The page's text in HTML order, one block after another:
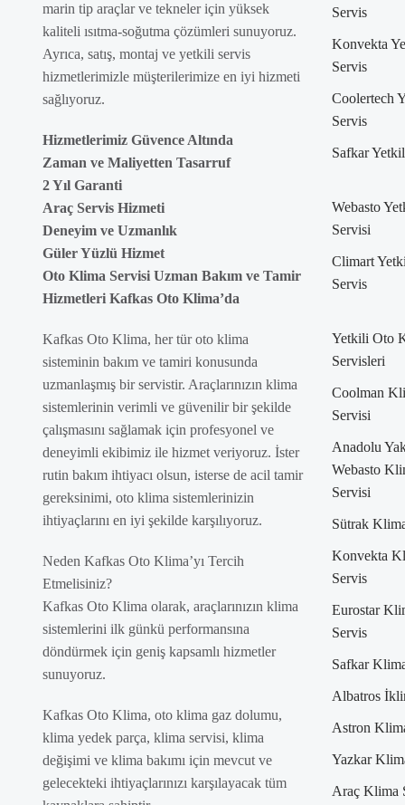
marin tip araçlar ve tekneler için yüksek
kaliteli ısıtma-soğutma çözümleri sunuyoruz.
Ayrıca, satış, montaj ve yetkili servis
hizmetlerimizle müşterilerimize en iyi hizmeti
sağlıyoruz.
Hizmetlerimiz Güvence Altında
Zaman ve Maliyetten Tasarruf
2 Yıl Garanti
Araç Servis Hizmeti
Deneyim ve Uzmanlık
Güler Yüzlü Hizmet
Oto Klima Servisi Uzman Bakım ve Tamir
Hizmetleri Kafkas Oto Klima’da
Kafkas Oto Klima, her tür oto klima
sisteminin bakım ve tamiri konusunda
uzmanlaşmış bir servistir. Araçlarınızın klima
sistemlerinin verimli ve güvenilir bir şekilde
çalışmasını sağlamak için profesyonel ve
deneyimli ekibimiz ile hizmet veriyoruz. İster
rutin bakım ihtiyacı olsun, isterse de acil tamir
gereksinimi, oto klima sistemlerinizin
ihtiyaçlarını en iyi şekilde karşılıyoruz.
Neden Kafkas Oto Klima’yı Tercih
Etmelisiniz?
Kafkas Oto Klima olarak, araçlarınızın klima
sistemlerini ilk günkü performansına
döndürmek için geniş kapsamlı hizmetler
sunuyoruz.
Kafkas Oto Klima, oto klima gaz dolumu,
klima yedek parça, klima servisi, klima
değişimi ve klima bakımı için mevcut ve
gelecekteki ihtiyaçlarınızı karşılayacak tüm
Servis
Konvekta
Servis
Coolertech
Servis
Safkar
Webasto
Servisi
Climart
Servis
Yetkili Oto
Servisleri
Coolman
Servisi
Anadolu
Webasto
Servisi
Sütrak
Konvekta
Servis
Eurostar
Servis
Safkar
Albatros
Astron
Yazkar
Araç Klima